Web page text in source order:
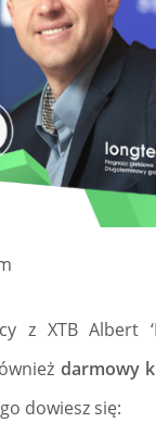
z XTB Albert
darmowy
dowiesz się: